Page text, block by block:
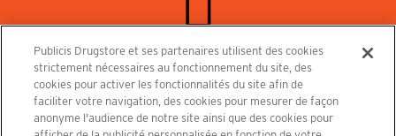
Rejoignez-nous au Publicisdrugstore !
Nous recrutons pour les boutiques, le restaurant et le cinéma. Contactez-nous :
recrutement@publicisdrugstore.com
Conditions générales de vente Mentions légales
Publicis Drugstore et ses partenaires utilisent des cookies
strictement nécessaires au fonctionnement du site, des
cookies pour activer les fonctionnalités du site afin de
faciliter votre navigation, des cookies pour mesurer de façon
anonyme l'audience de notre site ainsi que des cookies pour